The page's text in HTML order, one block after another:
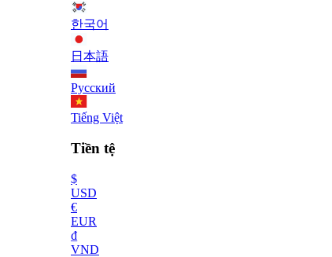
한국어
日本語
Русский
Tiếng Việt
Tiền tệ
$
USD
€
EUR
₫
VND